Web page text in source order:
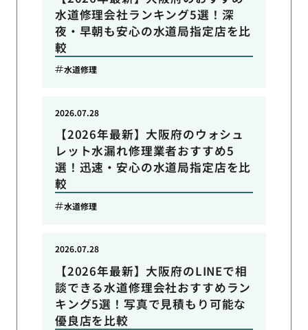
水道修理会社ランキング5選！深
夜・早朝も安心の水道局指定店を比
較
水道修理
【2026年最新】大阪府のウォシュ
レット水漏れ修理業者おすすめ5
選！迅速・安心の水道局指定店を比
較
2026.07.28
水道修理
【2026年最新】大阪府のLINEで相
談できる水道修理会社おすすめラン
キング5選！写真で見積もり可能な
優良店を比較
2026.07.28